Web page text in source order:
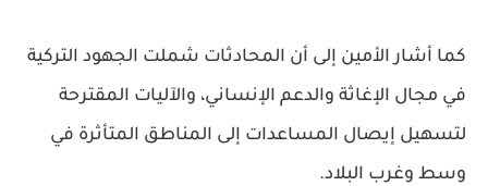
كما أشار الأمين إلى أن المحادثات شملت الجهود التركية
في مجال الإغاثة والدعم الإنساني، والآليات المقترحة
لتسهيل إيصال المساعدات إلى المناطق المتأثرة في
وسط وغرب البلاد.